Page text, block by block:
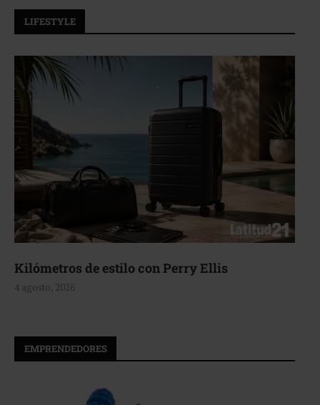
LIFESTYLE
Kilómetros de estilo con Perry Ellis
4 agosto, 2026
EMPRENDEDORES